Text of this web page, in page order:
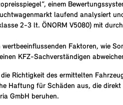
einem
laufend analysiert
2-3 lt. ÖNORM V5080) mit
Faktoren, wie
KFZ-Sachverständigen
Richtigkeit des ermittelten
Haftung für Schäden aus, die
GmbH beruhen.